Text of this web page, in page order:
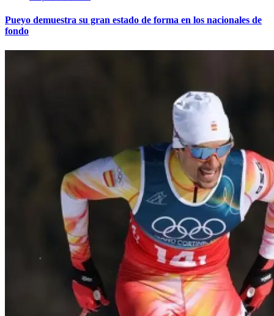
Pueyo demuestra su gran estado de forma en los nacionales de
fondo